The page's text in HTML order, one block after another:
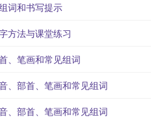
词和书写提示
方法与课堂练习
、笔画和常见组词
、部首、笔画和常见组词
、部首、笔画和常见组词